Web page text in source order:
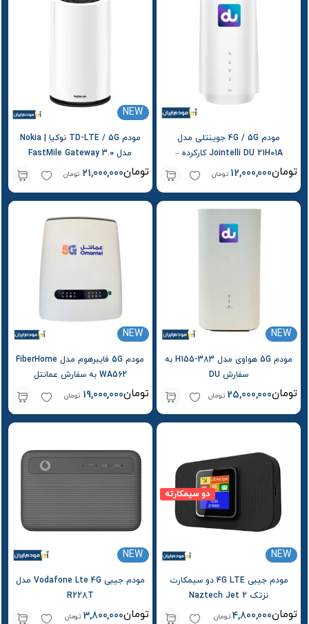
مودم 4G / 5G جوینتلی مدل
Jointelli DU 21H01A کارکرده –
استوک12,000,000 تومان تومان
NEW
مودم TD-LTE / 5G نوکیا | Nokia
مدل FastMile Gateway 3.0
21,000,000 تومان تومان
NEW
مودم 5G هواوی مدل H155-383 به
سفارش DU
25,000,000 تومان تومان
NEW
مودم 5G فایبرهوم مدل FiberHome
WA562 به سفارش عمانتل
Omantel19,000,000 تومان تومان
دو سیمکارته
NEW
مودم جیبی 4G LTE دو سیمکارت
نزتک Naztech Jet 2
4,800,000 تومان تومان
NEW
مودم جیبی Vodafone Lte 4G مدل
R228T
3,800,000 تومان تومان